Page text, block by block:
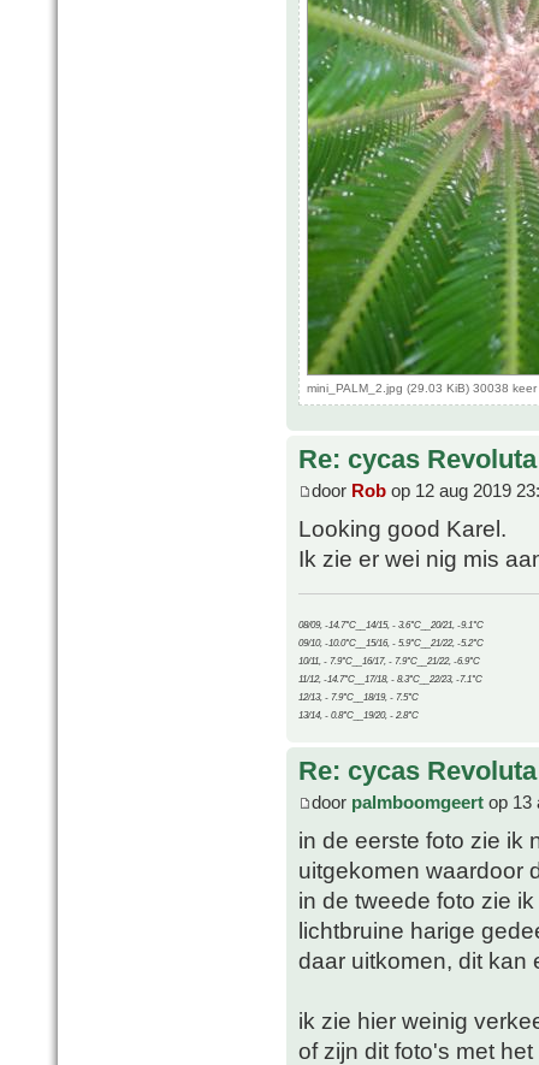
mini_PALM_2.jpg (29.03 KiB) 30038
Re: cycas Revoluta
door Rob op 12 aug 2019
Looking good Karel.
Ik zie er wei nig mis
08/09, -14.7°C__14/15, - 3.6°C__20/21, -9.1°C
09/10, -10.0°C__15/16, - 5.9°C__21/22, -5.2°C
10/11, - 7.9°C__16/17, - 7.9°C__21/22, -6.9°C
11/12, -14.7°C__17/18, - 8.3°C__22/23, -7.1°C
12/13, - 7.9°C__18/19, - 7.5°C
13/14, - 0.8°C__19/20, - 2.8°C
Re: cycas Revoluta
door palmboomgeert op 13
in de eerste foto zie ik
uitgekomen waardoor
in de tweede foto zie
lichtbruine harige
daar uitkomen, dit kan
ik zie hier weinig
of zijn dit foto's met